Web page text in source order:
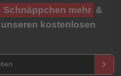
Schnäppchen mehr &
kostenlosen
keyboard_arrow_right